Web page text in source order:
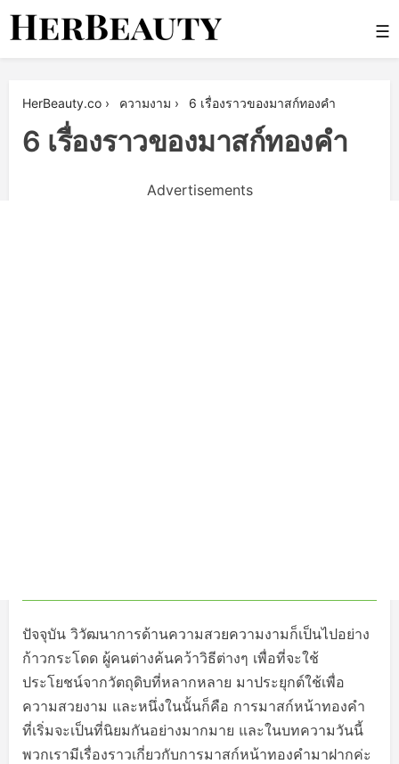
Skip
☰
HerBeauty.co › ความงาม › 6 เรื่องราวของมาสก์ทองคำ
6 เรื่องราวของมาสก์ทองคำ
Advertisements
ปัจจุบัน วิวัฒนาการด้านความสวยความงามก็เป็นไปอย่าง
ก้าวกระโดด ผู้คนต่างค้นคว้าวิธีต่างๆ เพื่อที่จะใช้
ประโยชน์จากวัตถุดิบที่หลากหลาย มาประยุกต์ใช้เพื่อ
ความสวยงาม และหนึ่งในนั้นก็คือ การมาสก์หน้าทองคำ
ที่เริ่มจะเป็นที่นิยมกันอย่างมากมาย และในบทความวันนี้
พวกเรามีเรื่องราวเกี่ยวกับการมาสก์หน้าทองคำมาฝากค่ะ